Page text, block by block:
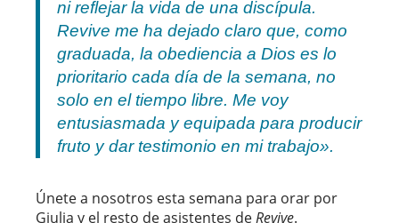
ni reflejar la vida de una discípula.
Revive me ha dejado claro que, como
graduada, la obediencia a Dios es lo
prioritario cada día de la semana, no
solo en el tiempo libre. Me voy
entusiasmada y equipada para producir
fruto y dar testimonio en mi trabajo».
Únete a nosotros esta semana para orar por
Giulia y el resto de asistentes deRevive.